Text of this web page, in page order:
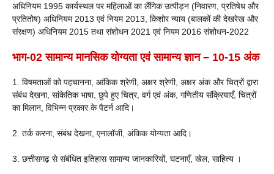
अधिनियम 1995 कार्यस्थल पर महिलाओं का लैंगिक उत्पीड़न (निवारण, प्रतिषेध और
प्रतितोष) अधिनियम 2013 एवं नियम 2013, किशोर न्याय (बालकों की देखरेख और
संरक्षण) अधिनियम 2015 तथा संशोधन 2021 एवं नियम 2016 संशोधन-2022
भाग-02 सामान्य मानसिक योग्यता एवं सामान्य ज्ञान – 10-15 अंक
1. विषमताओं को पहचानना, आंकिक श्रेणी, अक्षर श्रेणी, अक्षर अंक और चित्रों द्वारा
संबंध देखना, सांकेतिक भाषा, छुपे हुए चित्र, वर्ग एवं अंक, गणितीय संक्रियाएँ, चित्रों
का मिलान, विभिन्न प्रकार के पैटर्न आदि।
2. तर्क करना, संबंध देखना, एनालॉजी, अंकिक योग्यता आदि।
3. छत्तीसगढ़ से संबंधित इतिहास सामान्य जानकारियों, घटनाएँ, खेल, साहित्य ।